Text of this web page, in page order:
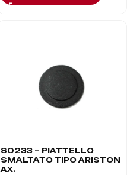
S0233 – PIATTELLO
SMALTATO TIPO ARISTON
AX.